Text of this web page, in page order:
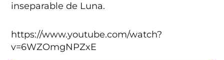
inseparable de Luna.
https://www.youtube.com/watch?
v=6WZOmgNPZxE